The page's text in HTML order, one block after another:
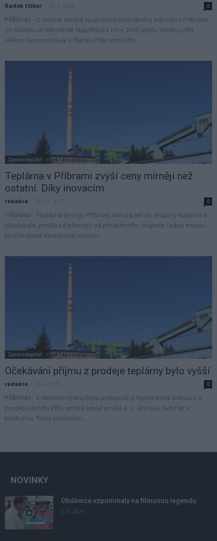
Radek Ctibor 0
PŘÍBRAM - O možné stavbě spalovny komunálního odpadu v Příbrami
se mluvilo už několikrát. Například v roce 2015 jejímu vzniku příliš
velkou šanci nedával v článku Příbramského...
Zpravodajství
Teplárna v Příbrami zvýší ceny mírněji než
ostatní. Díky inovacím
redakce 0
PŘÍBRAM - Teplárna Energo Příbram, která patří do skupiny Natland a
Maidavale, prošla od převzetí od předchozího majitele řadou inovací.
Noví majitelé investovali mnoho...
Zpravodajství
Očekávání příjmu z prodeje teplárny bylo vyšší
redakce 0
PŘÍBRAM - V minulém týdnu byla podepsána čtyřstranná smlouva o
prodeji závodu Příbramská teplárenská a. s., která je řadu let v
konkurzu. Tímto prodejem...
NOVINKY
Obděnice vzpomínaly na filmovou legendu
6. 8. 2026